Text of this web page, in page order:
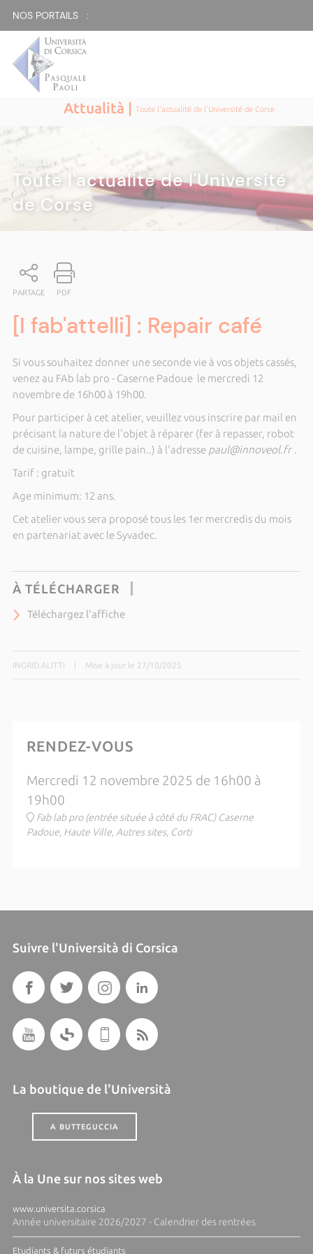
NOS PORTAILS :
Attualità |Toute l'actualité de l'Université de Corse
ATTUALITÀ|
Toute l'actualité de l'Université
de Corse
PARTAGE PDF
[I fab'attelli] : Repair café
Si vous souhaitez donner une seconde vie à vos objets cassés,
venez au FAb lab pro - Caserne Padoue le mercredi 12
novembre de 16h00 à 19h00.
Pour participer à cet atelier, veuillez vous inscrire par mail en
précisant la nature de l'objet à réparer (fer à repasser, robot
de cuisine, lampe, grille pain..) à l'adresse paul@innoveol.fr .
Tarif : gratuit
Age minimum: 12 ans.
Cet atelier vous sera proposé tous les 1er mercredis du mois
en partenariat avec le Syvadec.
À TÉLÉCHARGER
Téléchargez l'affiche
INGRID ALITTI Mise à jour le 27/10/2025
RENDEZ-VOUS
Mercredi 12 novembre 2025 de 16h00 à
19h00
Fab lab pro (entrée située à côté du FRAC) Caserne
Padoue, Haute Ville, Autres sites, Corti
Suivre l'Università di Corsica
La boutique de l'Università
A BUTTEGUCCIA
À la Une sur nos sites web
www.universita.corsica
Année universitaire 2026/2027 - Calendrier des rentrées
Etudiants & futurs étudiants